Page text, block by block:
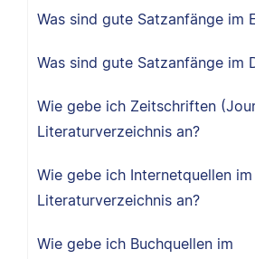
Was sind gute Satzanfänge im
Was sind gute Satzanfänge im
Wie gebe ich Zeitschriften
Literaturverzeichnis an?
Wie gebe ich Internetquellen im
Literaturverzeichnis an?
Wie gebe ich Buchquellen im